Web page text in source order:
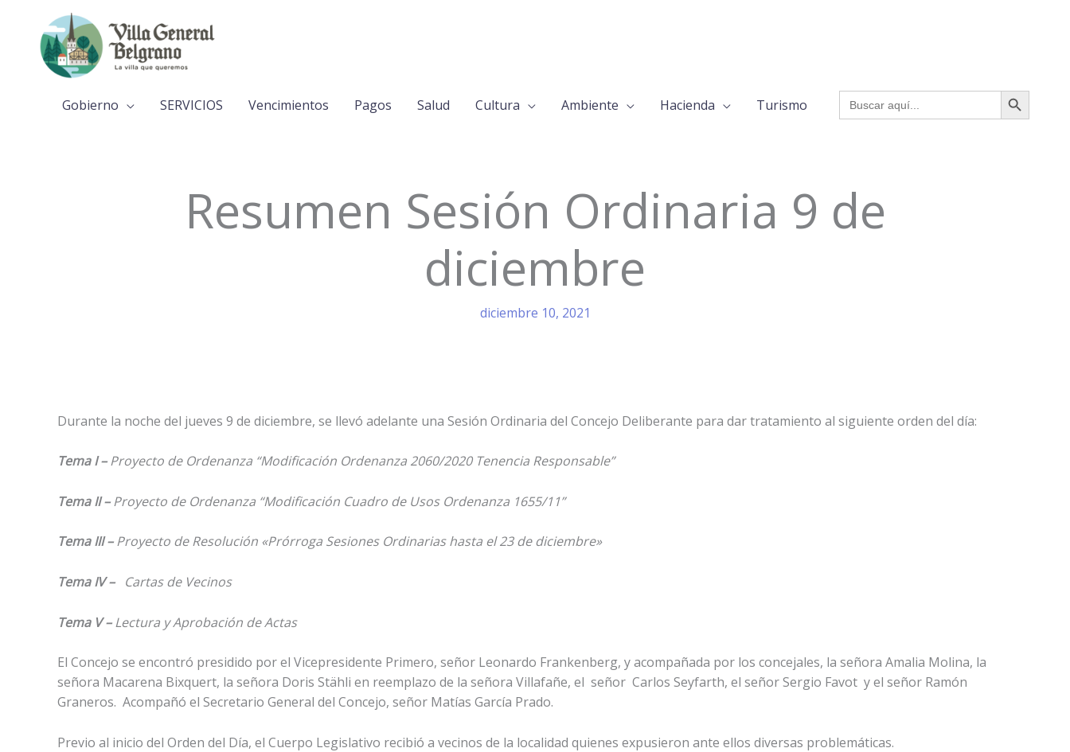
contenido
Gobierno SERVICIOS Vencimientos Pagos Salud Cultura Ambiente Hacienda Turismo Buscar: BOTÓN DE BÚSQUEDA
Resumen Sesión Ordinaria 9 de
diciembre
diciembre 10, 2021
Durante la noche del jueves 9 de diciembre, se llevó adelante una Sesión Ordinaria del Concejo Deliberante para dar tratamiento al siguiente orden del día:
Tema I –Proyecto de Ordenanza “Modificación Ordenanza 2060/2020 Tenencia Responsable”
Tema II –Proyecto de Ordenanza “Modificación Cuadro de Usos Ordenanza 1655/11”
Tema III –Proyecto de Resolución «Prórroga Sesiones Ordinarias hasta el 23 de diciembre»
Tema IV – Cartas de Vecinos
Tema V –Lectura y Aprobación de Actas
El Concejo se encontró presidido por el Vicepresidente Primero, señor Leonardo Frankenberg, y acompañada por los concejales, la señora Amalia Molina, la
señora Macarena Bixquert, la señora Doris Stähli en reemplazo de la señora Villafañe, el señor Carlos Seyfarth, el señor Sergio Favot y el señor Ramón
Graneros. Acompañó el Secretario General del Concejo, señor Matías García Prado.
Previo al inicio del Orden del Día, el Cuerpo Legislativo recibió a vecinos de la localidad quienes expusieron ante ellos diversas problemáticas.